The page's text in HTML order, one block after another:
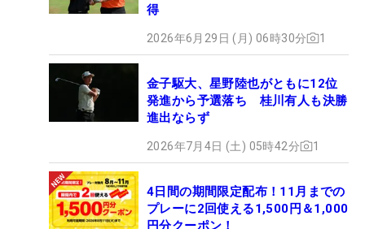
得
2026年6月29日 (月) 06時30分 1
金子駆大、星野陸也がともに12位
発進から予選落ち 桂川有人も決勝
進出ならず
2026年7月4日 (土) 05時42分 1
4日間の期間限定配布！11月までの
プレーに2回使える1,500円＆1,000
円分クーポン！